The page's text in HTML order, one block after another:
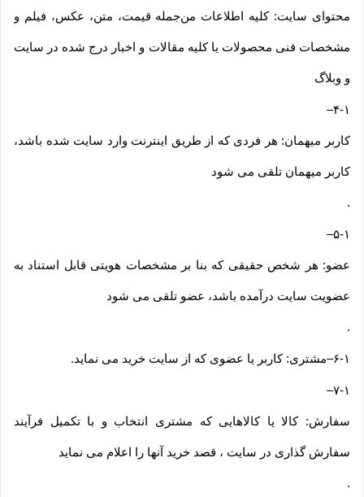
محتوای سایت: کلیه اطلاعات من‌جمله قیمت، متن، عکس، فیلم و
مشخصات فنی محصولات یا کلیه مقالات و اخبار درج شده در سایت
و وبلاگ
۴-۱–
کاربر میهمان: هر فردی که از طریق اینترنت وارد سایت شده باشد،
کاربر میهمان تلقی می شود
.
۵-۱–
عضو: هر شخص حقیقی که بنا بر مشخصات هویتی قابل استناد به
عضویت سایت درآمده باشد، عضو تلقی می شود
.
۶-۱–مشتری: کاربر یا عضوی که از سایت خرید می نماید.
۷-۱–
سفارش: کالا یا کالاهایی که مشتری انتخاب و با تکمیل فرآیند
سفارش گذاری در سایت ، قصد خرید آنها را اعلام می نماید
.